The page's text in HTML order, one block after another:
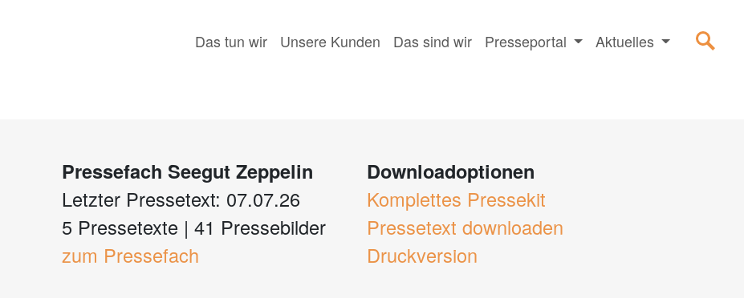
Das tun wir Unsere Kunden Das sind wir Presseportal Aktuelles
Pressefach Seegut Zeppelin
Letzter Pressetext: 07.07.26
5 Pressetexte | 41 Pressebilder
zum Pressefach
Downloadoptionen
Komplettes Pressekit
Pressetext downloaden
Druckversion